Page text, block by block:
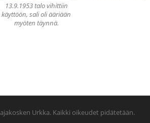
13.9.1953 talo vihittiin
käyttöön, sali oli ääriään
myöten täynnä.
Urkka. Kaikki oikeudet pidätetään.